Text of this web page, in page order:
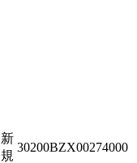
新
規
30200BZX00274000